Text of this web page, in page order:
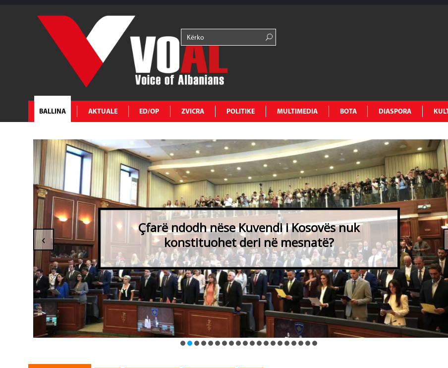
BALLINA AKTUALE ED/OP ZVICRA POLITIKE MULTIMEDIA BOTA DIASPORA
Kurti pas takimit me Abdixhikun: Nuk ka
marrëveshje për presidentin, ka dallime të mëdha
mes kërkesave të LDK-së dhe rezultatit zgjedhor
‹